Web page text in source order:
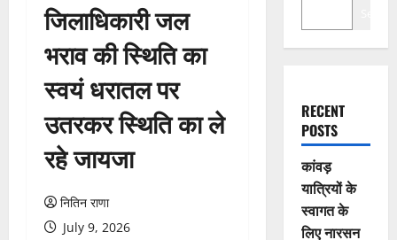
जिलाधिकारी जल
भराव की स्थिति का
स्वयं धरातल पर
उतरकर स्थिति का ले
रहे जायजा
नितिन राणा
July 9, 2026
RECENT
POSTS
कांवड़
यात्रियों के
स्वागत के
लिए नारसन